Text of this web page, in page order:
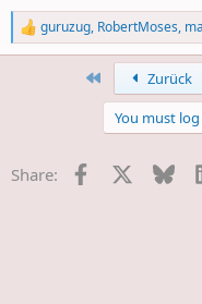
R
e
s
guruzug, RobertMoses,
Zurück
You must
Share: Facebook